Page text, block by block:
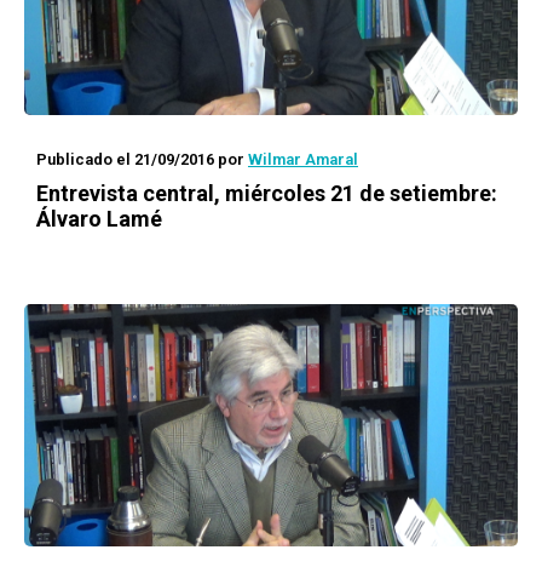
Publicado el 21/09/2016 por Wilmar Amaral
Entrevista central, miércoles 21 de setiembre:
Álvaro Lamé